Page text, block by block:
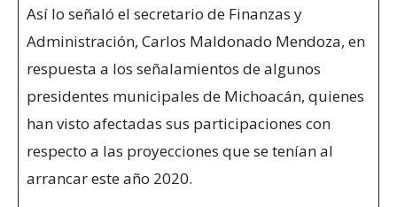
Así lo señaló el secretario de Finanzas y
Administración, Carlos Maldonado Mendoza, en
respuesta a los señalamientos de algunos
presidentes municipales de Michoacán, quienes
han visto afectadas sus participaciones con
respecto a las proyecciones que se tenían al
arrancar este año 2020.